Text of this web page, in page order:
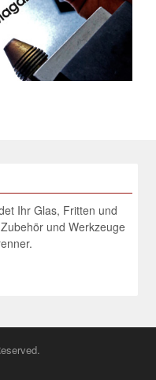
Ihr Glas, Fritten und
und Werkzeuge